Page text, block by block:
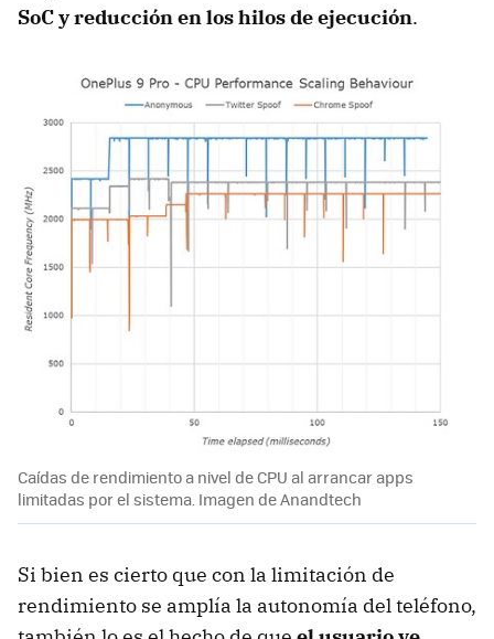
SoC y reducción en los hilos de ejecución.
Caídas de rendimiento a nivel de CPU al arrancar apps
limitadas por el sistema. Imagen de Anandtech
Si bien es cierto que con la limitación de
rendimiento se amplía la autonomía del teléfono,